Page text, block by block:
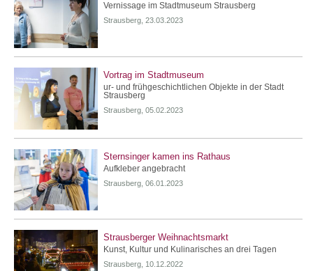
Vernissage im Stadtmuseum Strausberg
Strausberg, 23.03.2023
Vortrag im Stadtmuseum
ur- und frühgeschichtlichen Objekte in der Stadt
Strausberg
Strausberg, 05.02.2023
Sternsinger kamen ins Rathaus
Aufkleber angebracht
Strausberg, 06.01.2023
Strausberger Weihnachtsmarkt
Kunst, Kultur und Kulinarisches an drei Tagen
Strausberg, 10.12.2022